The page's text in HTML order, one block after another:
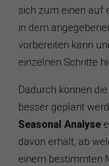
sich zum einen auf
in dem
vorbereiten kann
einzelnen Schritte
Dadurch können
besser geplant
Seasonal Analyse
davon erhält, ab
einem bestimmten